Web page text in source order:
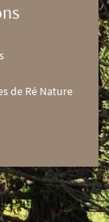
de Ré Nature